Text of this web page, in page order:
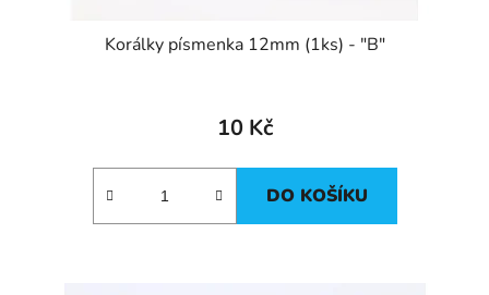
Korálky písmenka 12mm (1ks) - "B"
10 Kč
DO KOŠÍKU